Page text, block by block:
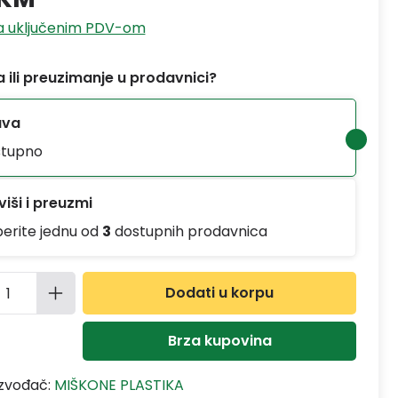
uključenim PDV-om
ili preuzimanje u prodavnici?
i preuzmi
jednu od 3 dostupnih prodavnica
proizvoda: Unesite željenu
Dodati u korpu
Brza kupovina
MIŠKONE PLASTIKA